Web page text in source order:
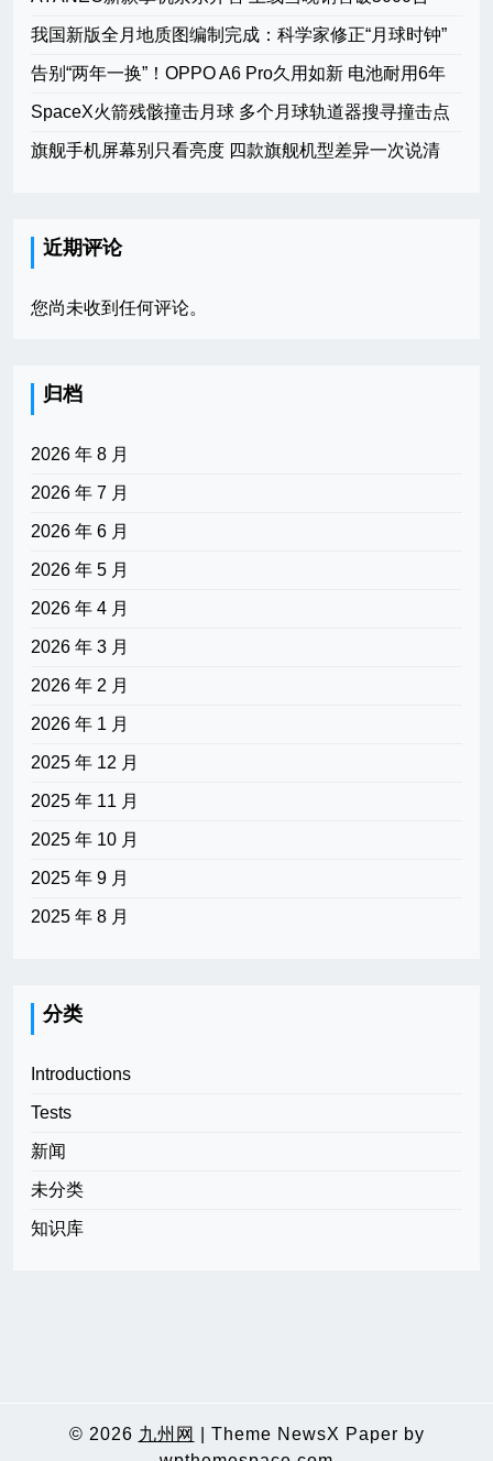
我国新版全月地质图编制完成：科学家修正“月球时钟”
告别“两年一换”！OPPO A6 Pro久用如新 电池耐用6年
SpaceX火箭残骸撞击月球 多个月球轨道器搜寻撞击点
旗舰手机屏幕别只看亮度 四款旗舰机型差异一次说清
近期评论
您尚未收到任何评论。
归档
2026 年 8 月
2026 年 7 月
2026 年 6 月
2026 年 5 月
2026 年 4 月
2026 年 3 月
2026 年 2 月
2026 年 1 月
2025 年 12 月
2025 年 11 月
2025 年 10 月
2025 年 9 月
2025 年 8 月
分类
Introductions
Tests
新闻
未分类
知识库
© 2026 九州网
Theme NewsX Paper by